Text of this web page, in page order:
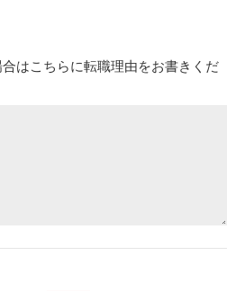
はこちらに転職理由をお書きくだ